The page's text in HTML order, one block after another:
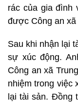
rác của gia đình
được Công an xã
Sau khi nhận lại
sự xúc động.
Công an xã
nhiệm trong việc
lại tài sản. Đồng